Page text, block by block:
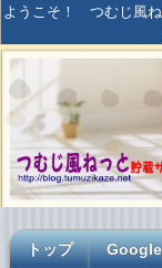
ようこそ！ つむじ風ね
トップ Google